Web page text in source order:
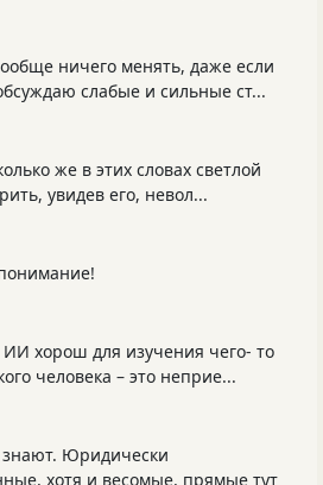
ничего менять, даже если
слабые и сильные ст...
же в этих словах светлой
увидев его, невол...
ИИ хорош для изучения чего- то
человека – это неприе...
знают. Юридически
хотя и весомые, прямые тут